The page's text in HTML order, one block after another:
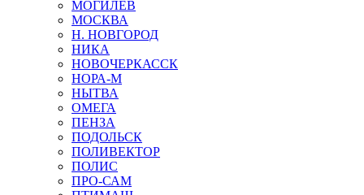
МОГИЛЕВ
МОСКВА
Н. НОВГОРОД
НИКА
НОВОЧЕРКАССК
НОРА-М
НЫТВА
ОМЕГА
ПЕНЗА
ПОДОЛЬСК
ПОЛИВЕКТОР
ПОЛИС
ПРО-САМ